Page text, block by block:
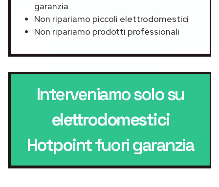
garanzia
Non ripariamo piccoli elettrodomestici
Non ripariamo prodotti professionali
Interveniamo solo su
elettrodomestici
Hotpointfuori garanzia